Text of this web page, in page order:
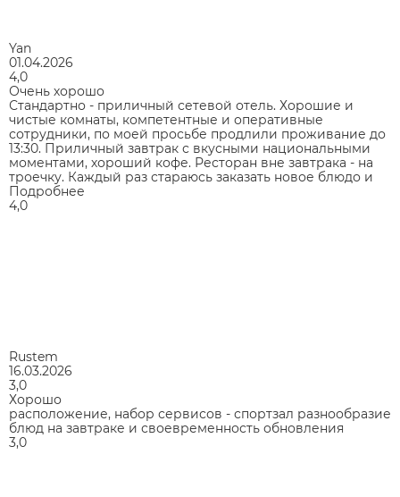
Yan
01.04.2026
4,0
Очень хорошо
Стандартно - приличный сетевой отель. Хорошие и
чистые комнаты, компетентные и оперативные
сотрудники, по моей просьбе продлили проживание до
13:30. Приличный завтрак с вкусными национальными
моментами, хороший кофе. Ресторан вне завтрака - на
троечку. Каждый раз стараюсь заказать новое блюдо и
Подробнее
4,0
Rustem
16.03.2026
3,0
Хорошо
расположение, набор сервисов - спортзал разнообразие
блюд на завтраке и своевременность обновления
3,0